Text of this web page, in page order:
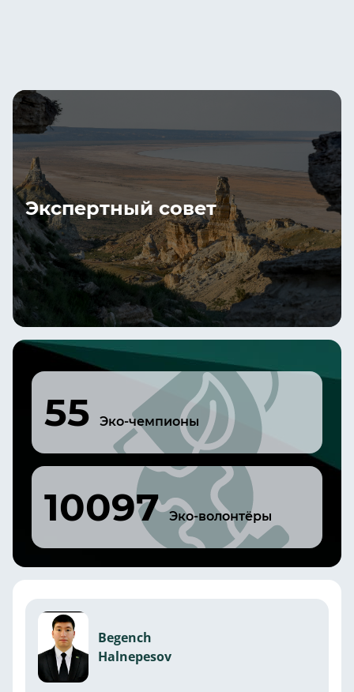
Экспертный совет
55 Эко-чемпионы
10097 Эко-волонтёры
Begench
Halnepesov